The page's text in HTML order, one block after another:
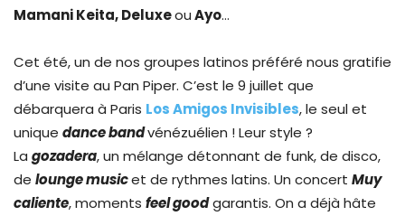
Mamani Keita, DeluxeouAyo…
Cet été, un de nos groupes latinos préféré nous gratifie
d’une visite au Pan Piper. C’est le 9 juillet que
débarquera à Paris Los Amigos Invisibles, le seul et
unique dance bandvénézuélien ! Leur style ?
La gozadera, un mélange détonnant de funk, de disco,
de lounge musicet de rythmes latins. Un concert Muy
caliente, moments feel goodgarantis. On a déjà hâte